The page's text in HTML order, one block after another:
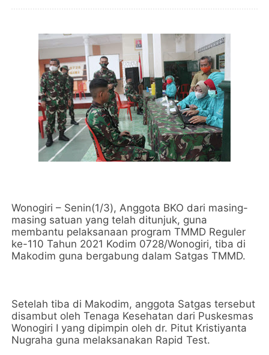
Wonogiri – Senin(1/3), Anggota BKO dari masing-
masing satuan yang telah ditunjuk, guna
membantu pelaksanaan program TMMD Reguler
ke-110 Tahun 2021 Kodim 0728/Wonogiri, tiba di
Makodim guna bergabung dalam Satgas TMMD.
Setelah tiba di Makodim, anggota Satgas tersebut
disambut oleh Tenaga Kesehatan dari Puskesmas
Wonogiri I yang dipimpin oleh dr. Pitut Kristiyanta
Nugraha guna melaksanakan Rapid Test.